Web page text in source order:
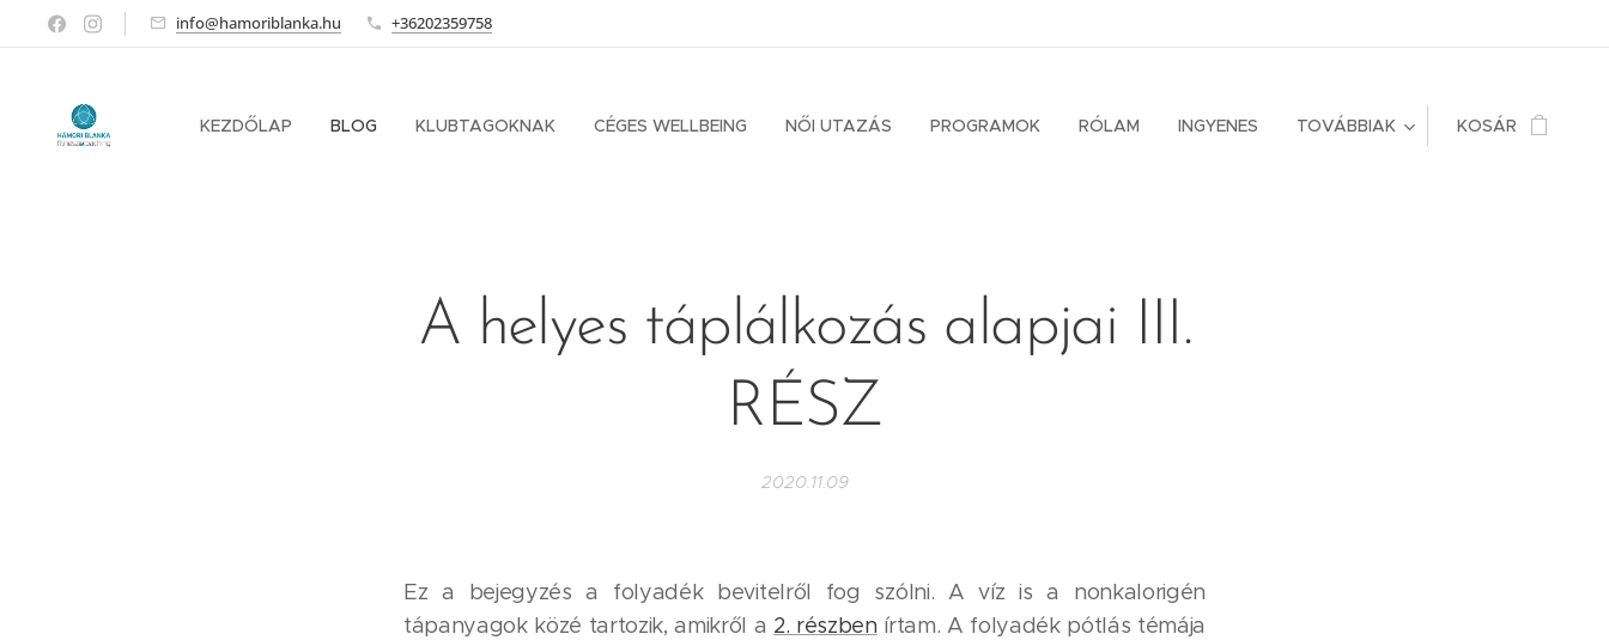
info@hamoriblanka.hu +36202359758
KEZDŐLAP BLOG KLUBTAGOKNAK CÉGES WELLBEING NŐI UTAZÁS PROGRAMOK RÓLAM INGYENES TOVÁBBIAK KOSÁR
A helyes táplálkozás alapjai III.
RÉSZ
2020.11.09
Ez a bejegyzés a folyadék bevitelről fog szólni. A víz is a nonkalorigén
tápanyagok közé tartozik, amikről a 2. részben írtam. A folyadék pótlás témája